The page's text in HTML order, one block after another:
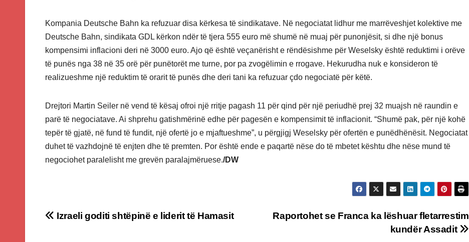
Kompania Deutsche Bahn ka refuzuar disa kërkesa të sindikatave. Në negociatat lidhur me marrëveshjet kolektive me
Deutsche Bahn, sindikata GDL kërkon ndër të tjera 555 euro më shumë në muaj për punonjësit, si dhe një bonus
kompensimi inflacioni deri në 3000 euro. Ajo që është veçanërisht e rëndësishme për Weselsky është reduktimi i orëve
të punës nga 38 në 35 orë për punëtorët me turne, por pa zvogëlimin e rrogave. Hekurudha nuk e konsideron të
realizueshme një reduktim të orarit të punës dhe deri tani ka refuzuar çdo negociatë për këtë.
Drejtori Martin Seiler në vend të kësaj ofroi një rritje pagash 11 për qind për një periudhë prej 32 muajsh në raundin e
parë të negociatave. Ai shprehu gatishmërinë edhe për pagesën e kompensimit të inflacionit. “Shumë pak, për një kohë
tepër të gjatë, në fund të fundit, një ofertë jo e mjaftueshme”, u përgjigj Weselsky për ofertën e punëdhënësit. Negociatat
duhet të vazhdojnë të enjten dhe të premten. Por është ende e paqartë nëse do të mbetet kështu dhe nëse mund të
negociohet paralelisht me grevën paralajmëruese./DW
Post
Raportohet se Franca ka lëshuar fletarrestim
kundër Assadit
Izraeli goditi shtëpinë e liderit të Hamasit